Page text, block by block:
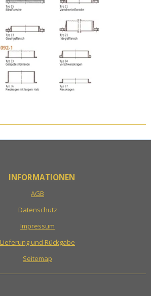
INFORMATIONEN
AGB
Datenschutz
Impressum
Lieferung und Rückgabe
Seitemap